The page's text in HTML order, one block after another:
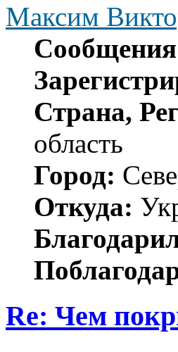
Максим
Страна,
область
Город:
Откуда:
Re: Чем